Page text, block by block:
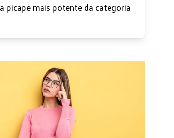
a picape mais potente da categoria